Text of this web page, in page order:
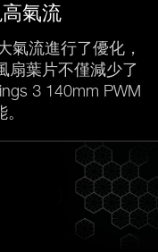
氣流
氣流進行了優化，
扇葉片不僅減少了
3 140mm PWM